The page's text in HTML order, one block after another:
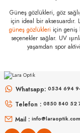
Marka
:
Stok Kodu
:
Zeiss SmartLife Individual
Güneş gözlükleri, göz
için ideal bir aksesuardır.
güneş gözlükleri için geniş
seçenekler sağlar. UV
yaşamdan spor
Whatsapp: 0534 694
Telefon : 0850 840 52
Mail :